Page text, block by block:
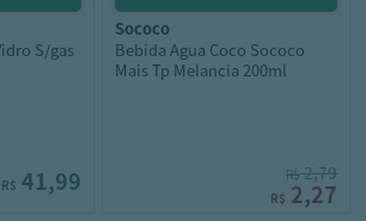
S/gas
R$ 41,99
sococo
Bebida Agua Coco Sococo
Mais Tp Melancia 200ml
R$2,79
R$ 2,27